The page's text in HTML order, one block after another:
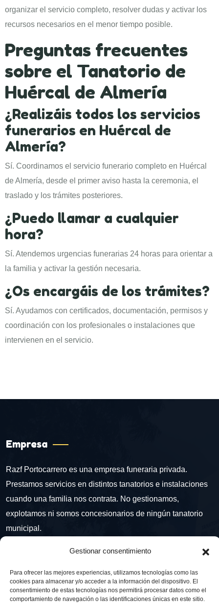
Gestionar consentimiento
Para ofrecer las mejores experiencias, utilizamos tecnologías como las
cookies para almacenar y/o acceder a la información del dispositivo. El
consentimiento de estas tecnologías nos permitirá procesar datos como el
comportamiento de navegación o las identificaciones únicas en este sitio.
organizar el servicio completo, resolver dudas y activar los
recursos necesarios en el menor tiempo posible.
Preguntas frecuentes
sobre el Tanatorio de
Huércal de Almería
¿Realizáis todos los servicios
funerarios en Huércal de
Almería?
Sí. Coordinamos el servicio funerario completo en Huércal
de Almería, desde el primer aviso hasta la ceremonia, el
traslado y los trámites posteriores.
¿Puedo llamar a cualquier
hora?
Sí. Atendemos urgencias funerarias 24 horas para orientar a
la familia y activar la gestión necesaria.
¿Os encargáis de los trámites?
Sí. Ayudamos con certificados, documentación, permisos y
coordinación con los profesionales o instalaciones que
intervienen en el servicio.
Empresa
Razf Portocarrero es una empresa funeraria privada.
Prestamos servicios en distintos tanatorios e instalaciones
cuando una familia nos contrata. No gestionamos,
explotamos ni somos concesionarios de ningún tanatorio
municipal.
Ctra. del Doctoral, 16, 04006 Almería